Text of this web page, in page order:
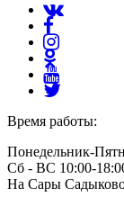
Время работы:
Понедельник-
Сб - ВС 10:00-
На Сары